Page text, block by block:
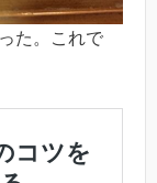
た。これで